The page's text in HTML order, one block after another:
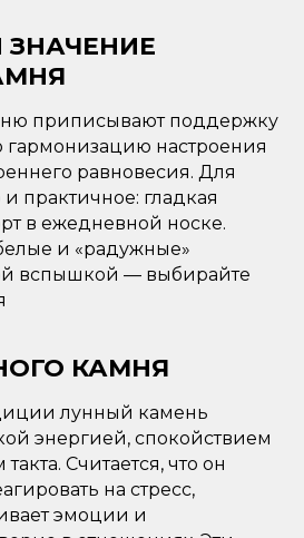
ЗНАЧЕНИЕ
приписывают поддержку
настроения
равновесия. Для
практичное: гладкая
в ежедневной носке.
и «радужные»
вспышкой — выбирайте
КАМНЯ
лунный камень
энергией, спокойствием
Считается, что он
на стресс,
эмоции и